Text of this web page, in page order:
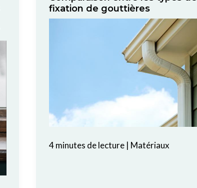
fixation de gouttières
4 minutes de lecture| Matériaux